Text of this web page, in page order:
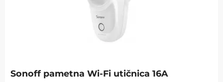
Sonoff pametna Wi-Fi utičnica 16A